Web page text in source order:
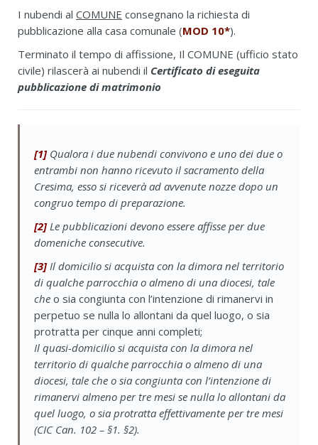
I nubendi al COMUNE consegnano la richiesta di
pubblicazione alla casa comunale (MOD 10*).
Terminato il tempo di affissione, Il COMUNE (ufficio stato
civile) rilascerà ai nubendi il Certificato di eseguita
pubblicazione di matrimonio
[1]Qualora i due nubendi convivono e uno dei due o
entrambi non hanno ricevuto il sacramento della
Cresima, esso si riceverà ad avvenute nozze dopo un
congruo tempo di preparazione.
[2] Le pubblicazioni devono essere affisse per due
domeniche consecutive.
[3]Il domicilio si acquista con la dimora nel territorio
di qualche parrocchia o almeno di una diocesi, tale
che o sia congiunta con l’intenzione di rimanervi in
perpetuo se nulla lo allontani da quel luogo, o sia
protratta per cinque anni completi;
Il quasi-domicilio si acquista con la dimora nel
territorio di qualche parrocchia o almeno di una
diocesi, tale che o sia congiunta con l’intenzione di
rimanervi almeno per tre mesi se nulla lo allontani da
quel luogo, o sia protratta effettivamente per tre mesi
(CIC Can. 102 – §1. §2).